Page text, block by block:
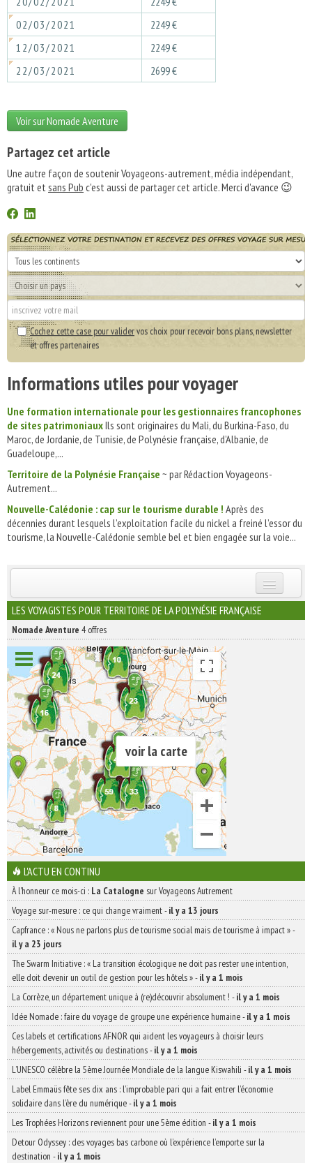
02/03/2021
2249 €
12/03/2021
2249 €
22/03/2021
2699 €
Voir sur Nomade Aventure
Partagez cet article
Une autre façon de soutenir Voyageons-autrement, média indépendant,
gratuit etsans Pub c'est aussi de partager cet article. Merci d'avance 😉
Cochez cette case pour validervos choix pour recevoir bons plans, newsletter
et offres partenaires
Informations utiles pour voyager
Une formation internationale pour les gestionnaires francophones
de sites patrimoniauxIls sont originaires du Mali, du Burkina-Faso, du
Maroc, de Jordanie, de Tunisie, de Polynésie française, d’Albanie, de
Guadeloupe,...
Territoire de la Polynésie Française ~ par Rédaction Voyageons-
Autrement...
Nouvelle-Calédonie : cap sur le tourisme durable ! Après des
décennies durant lesquels l’exploitation facile du nickel a freiné l’essor du
tourisme, la Nouvelle-Calédonie semble bel et bien engagée sur la voie...
INSCRIVEZ-VOUS | ABONNEZ-VOUS
LES VOYAGISTES POUR TERRITOIRE DE LA POLYNÉSIE FRANÇAISE
Nomade Aventure 4 offres
voir la carte
L'ACTU EN CONTINU
À l'honneur ce mois-ci : La Catalogne sur Voyageons Autrement
Voyage sur-mesure : ce qui change vraiment-il y a 13 jours
Capfrance : « Nous ne parlons plus de tourisme social mais de tourisme à impact »-
il y a 23 jours
The Swarm Initiative : « La transition écologique ne doit pas rester une intention,
elle doit devenir un outil de gestion pour les hôtels »-il y a 1 mois
La Corrèze, un département unique à (re)découvrir absolument ! -il y a 1 mois
Idée Nomade : faire du voyage de groupe une expérience humaine-il y a 1 mois
Ces labels et certifications AFNOR qui aident les voyageurs à choisir leurs
hébergements, activités ou destinations-il y a 1 mois
L’UNESCO célèbre la 5ème Journée Mondiale de la langue Kiswahili -il y a 1 mois
Label Emmaüs fête ses dix ans : l’improbable pari qui a fait entrer l’économie
solidaire dans l’ère du numérique-il y a 1 mois
Les Trophées Horizons reviennent pour une 5ème édition -il y a 1 mois
Detour Odyssey : des voyages bas carbone où l’expérience l’emporte sur la
destination -il y a 1 mois